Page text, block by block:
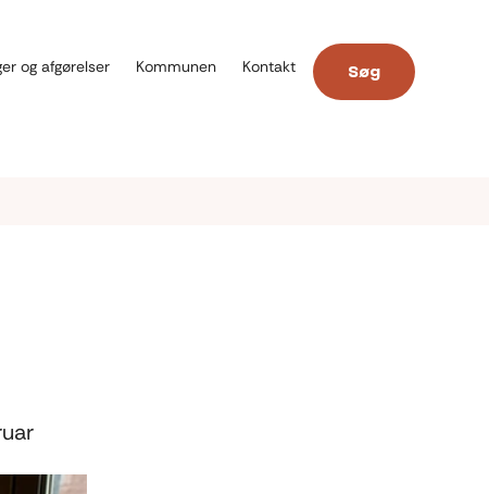
og afgørelser Kommunen Kontakt Søg